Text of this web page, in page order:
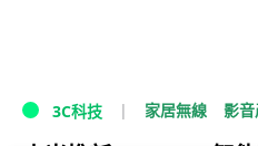
3C科技 家居無線 影